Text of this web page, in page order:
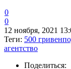
0
0
12 ноября, 2021
Теги: 500 гривен
агентство
Поделиться: